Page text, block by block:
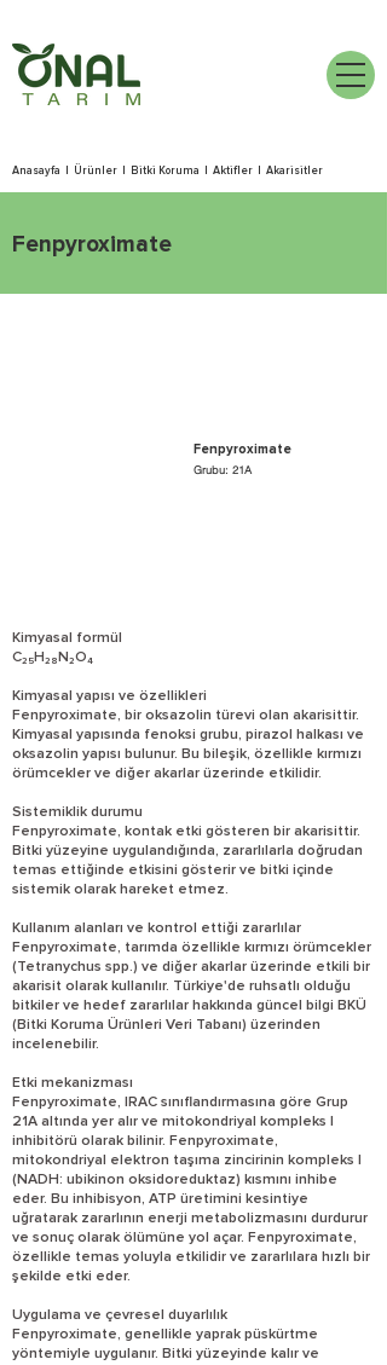
Anasayfa Ürünler Bitki Koruma Aktifler Akarisitler
Fenpyroximate
Fenpyroximate
Grubu: 21A
Kimyasal formül
C₂₅H₂₈N₂O₄
Kimyasal yapısı ve özellikleri
Fenpyroximate, bir oksazolin türevi olan akarisittir.
Kimyasal yapısında fenoksi grubu, pirazol halkası ve
oksazolin yapısı bulunur. Bu bileşik, özellikle kırmızı
örümcekler ve diğer akarlar üzerinde etkilidir.
Sistemiklik durumu
Fenpyroximate, kontak etki gösteren bir akarisittir.
Bitki yüzeyine uygulandığında, zararlılarla doğrudan
temas ettiğinde etkisini gösterir ve bitki içinde
sistemik olarak hareket etmez.
Kullanım alanları ve kontrol ettiği zararlılar
Fenpyroximate, tarımda özellikle kırmızı örümcekler
(Tetranychus spp.) ve diğer akarlar üzerinde etkili bir
akarisit olarak kullanılır. Türkiye'de ruhsatlı olduğu
bitkiler ve hedef zararlılar hakkında güncel bilgi BKÜ
(Bitki Koruma Ürünleri Veri Tabanı) üzerinden
incelenebilir.
Etki mekanizması
Fenpyroximate, IRAC sınıflandırmasına göre Grup
21A altında yer alır ve mitokondriyal kompleks I
inhibitörü olarak bilinir. Fenpyroximate,
mitokondriyal elektron taşıma zincirinin kompleks I
(NADH: ubikinon oksidoreduktaz) kısmını inhibe
eder. Bu inhibisyon, ATP üretimini kesintiye
uğratarak zararlının enerji metabolizmasını durdurur
ve sonuç olarak ölümüne yol açar. Fenpyroximate,
özellikle temas yoluyla etkilidir ve zararlılara hızlı bir
şekilde etki eder.
Uygulama ve çevresel duyarlılık
Fenpyroximate, genellikle yaprak püskürtme
yöntemiyle uygulanır. Bitki yüzeyinde kalır ve